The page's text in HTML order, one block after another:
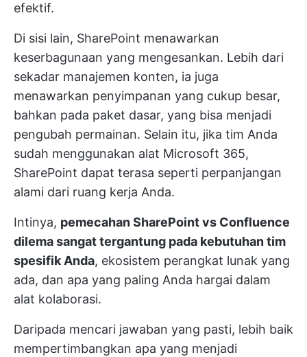
efektif.
Di sisi lain, SharePoint menawarkan
keserbagunaan yang mengesankan. Lebih dari
sekadar manajemen konten, ia juga
menawarkan penyimpanan yang cukup besar,
bahkan pada paket dasar, yang bisa menjadi
pengubah permainan. Selain itu, jika tim Anda
sudah menggunakan alat Microsoft 365,
SharePoint dapat terasa seperti perpanjangan
alami dari ruang kerja Anda.
Intinya, pemecahan SharePoint vs Confluence
dilema sangat tergantung pada kebutuhan tim
spesifik Anda, ekosistem perangkat lunak yang
ada, dan apa yang paling Anda hargai dalam
alat kolaborasi.
Daripada mencari jawaban yang pasti, lebih baik
mempertimbangkan apa yang menjadi